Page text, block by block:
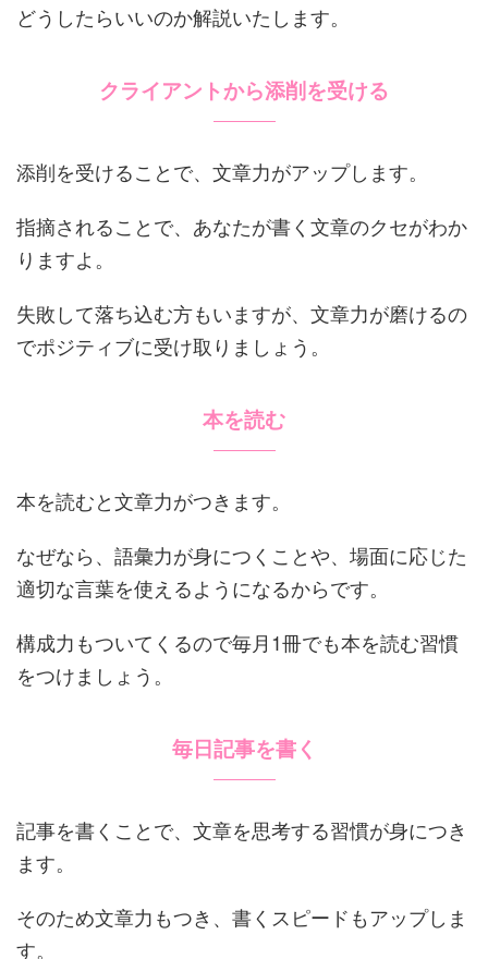
どうしたらいいのか解説いたします。
クライアントから添削を受ける
添削を受けることで、文章力がアップします。
指摘されることで、あなたが書く文章のクセがわか
りますよ。
失敗して落ち込む方もいますが、文章力が磨けるの
でポジティブに受け取りましょう。
本を読む
本を読むと文章力がつきます。
なぜなら、語彙力が身につくことや、場面に応じた
適切な言葉を使えるようになるからです。
構成力もついてくるので毎月1冊でも本を読む習慣
をつけましょう。
毎日記事を書く
記事を書くことで、文章を思考する習慣が身につき
ます。
そのため文章力もつき、書くスピードもアップしま
す。